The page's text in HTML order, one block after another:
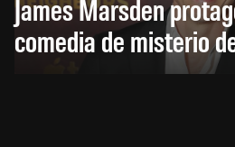
James Marsden
comedia de misterio